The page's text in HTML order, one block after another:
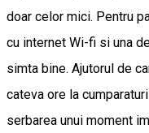
doar celor mici. Pentru
cu internet Wi-fi si una
simta bine. Ajutorul de
cateva ore la
serbarea unui moment